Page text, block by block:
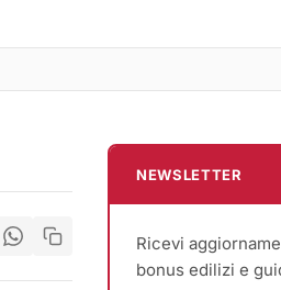
NEWSLETTER
Ricevi
bonus edilizi e